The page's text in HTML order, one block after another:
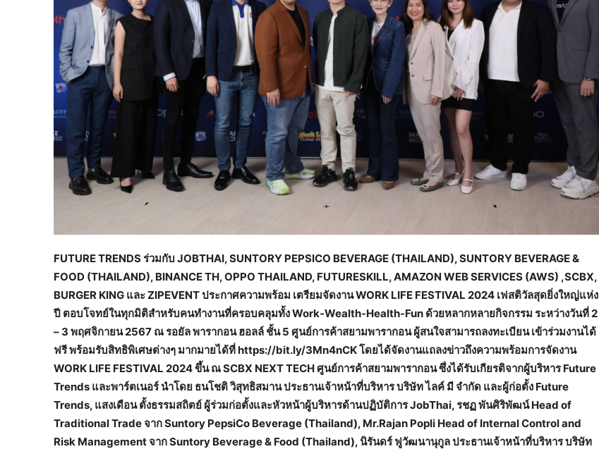
FUTURE TRENDS ร่วมกับ JOBTHAI, SUNTORY PEPSICO BEVERAGE (THAILAND), SUNTORY BEVERAGE &
FOOD (THAILAND), BINANCE TH, OPPO THAILAND, FUTURESKILL, AMAZON WEB SERVICES (AWS) ,SCBX,
BURGER KING และ ZIPEVENT ประกาศความพร้อม เตรียมจัดงาน WORK LIFE FESTIVAL 2024 เฟสติวัลสุดยิ่งใหญ่แห่ง
ปี ตอบโจทย์ในทุกมิติสำหรับคนทำงานที่ครอบคลุมทั้ง Work-Wealth-Health-Fun ด้วยหลากหลายกิจกรรม ระหว่างวันที่ 2
– 3 พฤศจิกายน 2567 ณ รอยัล พารากอน ฮอลล์ ชั้น 5 ศูนย์การค้าสยามพารากอน ผู้สนใจสามารถลงทะเบียน เข้าร่วมงานได้
ฟรี พร้อมรับสิทธิพิเศษต่างๆ มากมายได้ที่ https://bit.ly/3Mn4nCK โดยได้จัดงานแถลงข่าวถึงความพร้อมการจัดงาน
WORK LIFE FESTIVAL 2024 ขึ้น ณ SCBX NEXT TECH ศูนย์การค้าสยามพารากอน ซึ่งได้รับเกียรติจากผู้บริหาร Future
Trends และพาร์ตเนอร์ นำโดย ธนโชติ วิสุทธิสมาน ประธานเจ้าหน้าที่บริหาร บริษัท ไลค์ มี จำกัด และผู้ก่อตั้ง Future
Trends, แสงเดือน ตั้งธรรมสถิตย์ ผู้ร่วมก่อตั้งและหัวหน้าผู้บริหารด้านปฏิบัติการ JobThai, รชฏ พันศิริพัฒน์ Head of
Traditional Trade จาก Suntory PepsiCo Beverage (Thailand), Mr.Rajan Popli Head of Internal Control and
Risk Management จาก Suntory Beverage & Food (Thailand), นิรันดร์ ฟูวัฒนานุกูล ประธานเจ้าหน้าที่บริหาร บริษัท